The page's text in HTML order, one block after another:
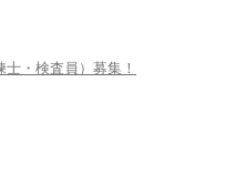
・検査員）募集！